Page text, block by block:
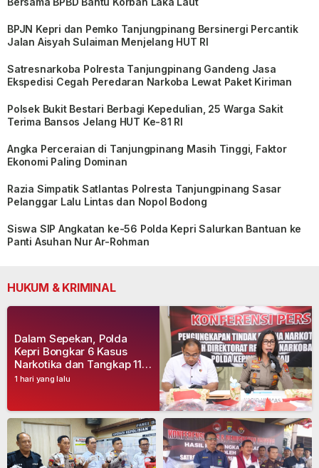
BPJN Kepri dan Pemko Tanjungpinang Bersinergi Percantik
Jalan Aisyah Sulaiman Menjelang HUT RI
Satresnarkoba Polresta Tanjungpinang Gandeng Jasa
Ekspedisi Cegah Peredaran Narkoba Lewat Paket Kiriman
Polsek Bukit Bestari Berbagi Kepedulian, 25 Warga Sakit
Terima Bansos Jelang HUT Ke-81 RI
Angka Perceraian di Tanjungpinang Masih Tinggi, Faktor
Ekonomi Paling Dominan
Razia Simpatik Satlantas Polresta Tanjungpinang Sasar
Pelanggar Lalu Lintas dan Nopol Bodong
Siswa SIP Angkatan ke-56 Polda Kepri Salurkan Bantuan ke
Panti Asuhan Nur Ar-Rohman
HUKUM & KRIMINAL
1 hari yang lalu
Dalam Sepekan, Polda
Kepri Bongkar 6 Kasus
Narkotika dan Tangkap 11
Tersangka